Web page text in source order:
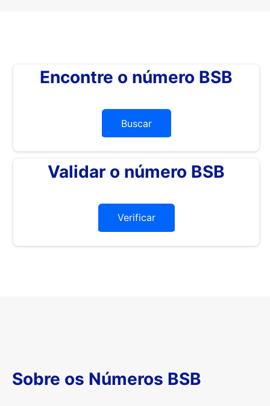
Encontre o número BSB
Buscar
Validar o número BSB
Verificar
Sobre os Números BSB